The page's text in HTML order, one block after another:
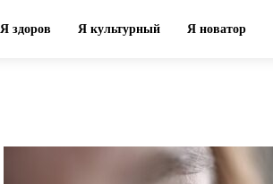
Я здоров Я культурный Я новатор